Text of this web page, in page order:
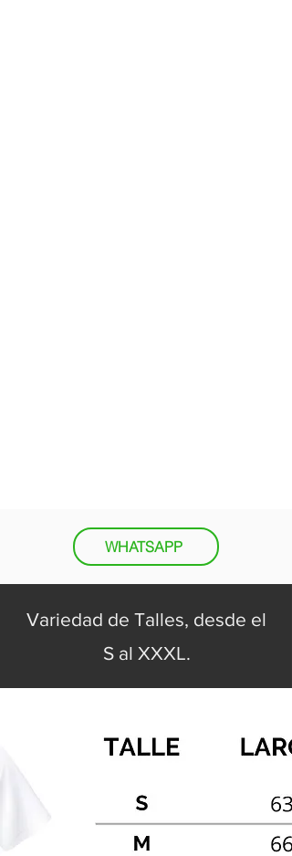
WHATSAPP
Variedad de Talles, desde el
S al XXXL.